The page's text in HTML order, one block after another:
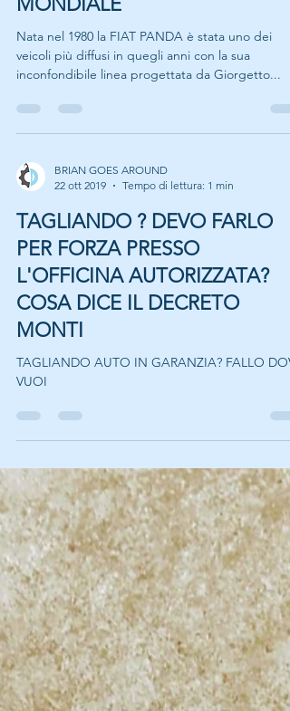
DELL’AVVOCATO E’ RECORD
MONDIALE
Nata nel 1980 la FIAT PANDA è stata uno dei
inconfondibile linea progettata da Giorgetto...
22 ott 2019
Tempo di lettura: 1 min
TAGLIANDO ? DEVO FARLO
PER FORZA PRESSO
L'OFFICINA AUTORIZZATA?
COSA DICE IL DECRETO
MONTI
VUOI